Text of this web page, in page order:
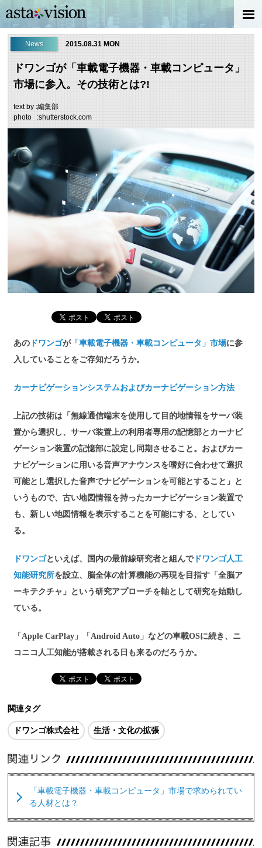
News 2015.08.31 MON
ドワンゴが「車載電子機器・車載コンピュータ」
市場に参入。その技術とは?!
text by :編集部
photo :shutterstock.com
あの ドワンゴが「車載電子機器・車載コンピュータ」市場に参
入していることをご存知だろうか。
カーナビゲーションシステムおよびカーナビゲーション方法
上記の技術は「無線通信端末を使用して目的地情報をサーバ装
置から選択し、サーバ装置上の利用者専用の記憶部とカーナビ
ゲーション装置の記憶部に設定し同期させること。およびカー
ナビゲーションに用いる音声アナウンスを嗜好に合わせて選択
可能とし選択した音声でナビゲーションを可能とすること」と
いうもので、古い地図情報を持ったカーナビゲーション装置で
も、新しい地図情報を表示することを可能にする、としてい
る。
ドワンゴといえば、国内の最前線研究者と組んでドワンゴ人工
知能研究所を設立、脳全体の計算機能の再現を目指す「全脳ア
ーキテクチャ」という研究アプローチを軸として研究を始動し
ている。
「Apple CarPlay」「Android Auto」などの車載OSに続き、ニ
コニコ人工知能が搭載される日も来るのだろうか。
関連タグ
ドワンゴ株式会社 生活・文化の拡張
「車載電子機器・車載コンピュータ」市場で求められてい
る人材とは？